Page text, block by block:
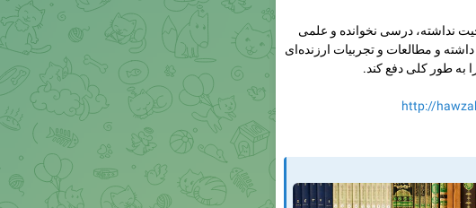
نداشته، درسی نخوانده و علمی
و مطالعات و تجربیات ارزنده‌ای
به طور کلی دفع کند.
http://